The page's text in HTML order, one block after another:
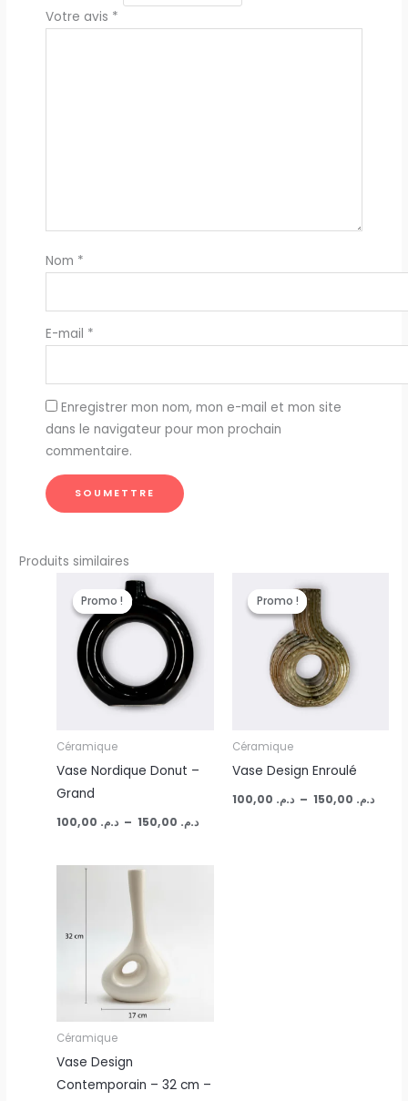
Votre avis *
Nom *
E-mail *
Enregistrer mon nom, mon e-mail et mon site
dans le navigateur pour mon prochain
commentaire.
Produits similaires
Promo !
Promo !
Céramique
Vase Nordique Donut –
Grand
د.م. – د.م.
Promo !
Promo !
Céramique
Vase Design Enroulé
د.م. – د.م.
Céramique
Vase Design
Contemporain – 32 cm –